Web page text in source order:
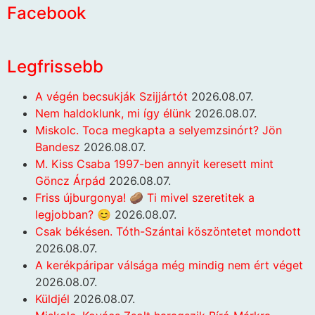
Facebook
Legfrissebb
A végén becsukják Szijjártót 2026.08.07.
Nem haldoklunk, mi így élünk 2026.08.07.
Miskolc. Toca megkapta a selyemzsinórt? Jön
Bandesz 2026.08.07.
M. Kiss Csaba 1997-ben annyit keresett mint
Göncz Árpád 2026.08.07.
Friss újburgonya! 🥔 Ti mivel szeretitek a
legjobban? 😊 2026.08.07.
Csak békésen. Tóth-Szántai köszöntetet mondott
2026.08.07.
A kerékpáripar válsága még mindig nem ért véget
2026.08.07.
Küldjél 2026.08.07.